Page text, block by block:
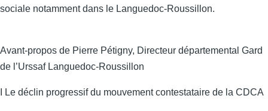
sociale notamment dans le Languedoc-Roussillon.
Avant-propos de Pierre Pétigny, Directeur départemental Gard
de l’Urssaf Languedoc-Roussillon
I Le déclin progressif du mouvement contestataire de la CDCA